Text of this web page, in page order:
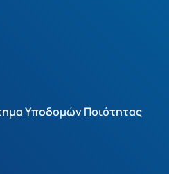
Υποδομών Ποιότητας